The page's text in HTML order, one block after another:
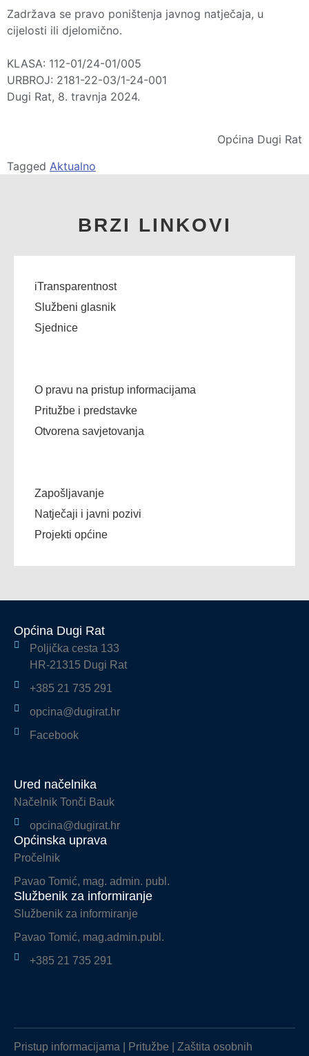
Zadržava se pravo poništenja javnog natječaja, u
cijelosti ili djelomično.
KLASA: 112-01/24-01/005
URBROJ: 2181-22-03/1-24-001
Dugi Rat, 8. travnja 2024.
Općina Dugi Rat
Tagged Aktualno
BRZI LINKOVI
iTransparentnost
Službeni glasnik
Sjednice
O pravu na pristup informacijama
Pritužbe i predstavke
Otvorena savjetovanja
Zapošljavanje
Natječaji i javni pozivi
Projekti općine
Općina Dugi Rat
Poljička cesta 133
HR-21315 Dugi Rat
+385 21 735 291
opcina@dugirat.hr
Facebook
Ured načelnika
Načelnik Tonči Bauk
opcina@dugirat.hr
Općinska uprava
Pročelnik
Pavao Tomić, mag. admin. publ.
Službenik za informiranje
Službenik za informiranje
Pavao Tomić, mag.admin.publ.
+385 21 735 291
Pristup informacijama Pritužbe Zaštita osobnih